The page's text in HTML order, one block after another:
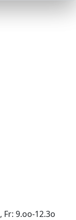
9.oo-12.3o